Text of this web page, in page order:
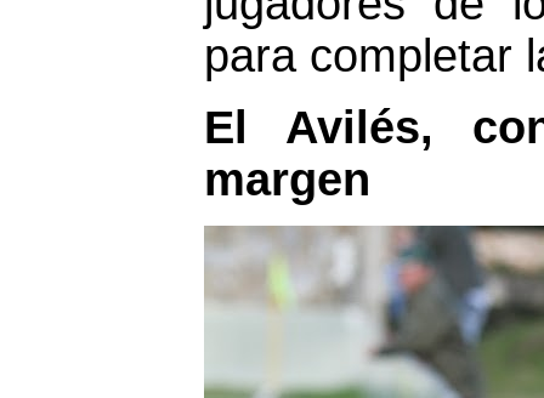
para completar
El Avilés,
margen